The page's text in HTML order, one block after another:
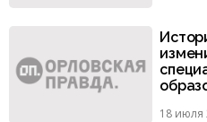
18 июля